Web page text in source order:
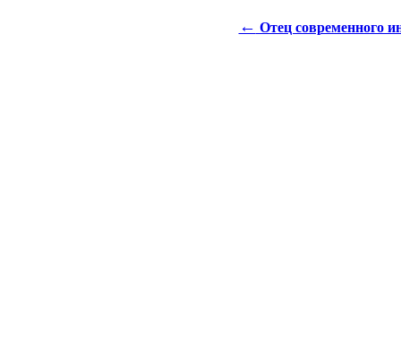
← Отец современного